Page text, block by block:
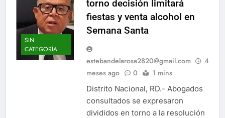
SIN
CATEGORÍA
torno decisión limitará
fiestas y venta alcohol en
Semana Santa
estebandelarosa2820@gmail.com
4
meses ago
0 1 mins
Distrito Nacional, RD.- Abogados
consultados se expresaron
divididos en torno a la resolución